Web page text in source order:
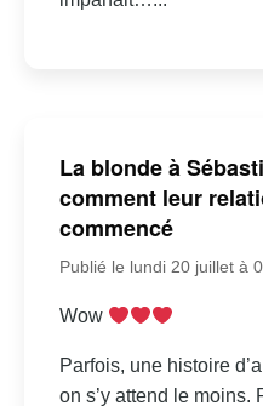
La blonde à
comment leur
commencé
Publié le lundi 20 juillet à
Wow
Parfois, une histoire
on s’y attend le moins.